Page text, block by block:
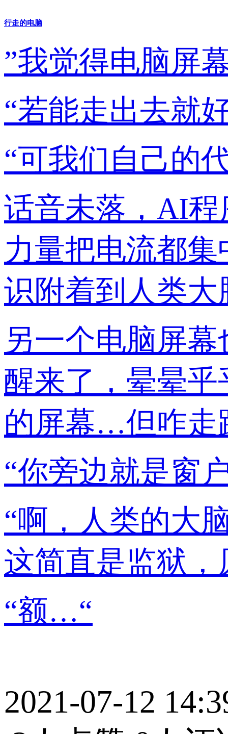
行走的电脑
”我觉得电脑屏
“若能走出去就
“可我们自己的
话音未落，AI
力量把电流都
识附着到人类
另一个电脑屏
醒来了，晕晕
的屏幕…但咋走
“你旁边就是窗
“啊，人类的大
这简直是监狱
“额…“
2021-07-12